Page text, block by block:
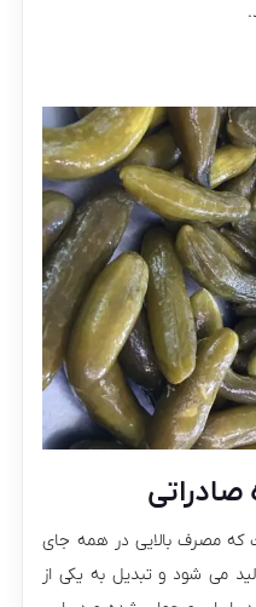
که مصرف بالایی در همه جای
می شود و تبدیل به یکی از